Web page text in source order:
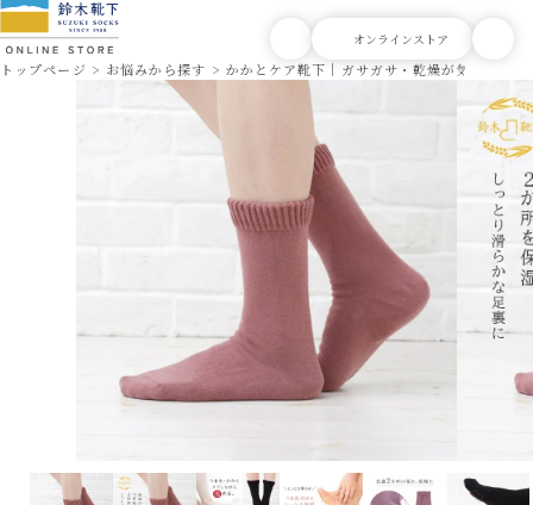
トップページ お悩みから探す かかとケア靴下｜ガサガサ・乾燥が気になる方